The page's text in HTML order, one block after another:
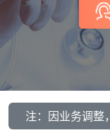
注：因业务调整